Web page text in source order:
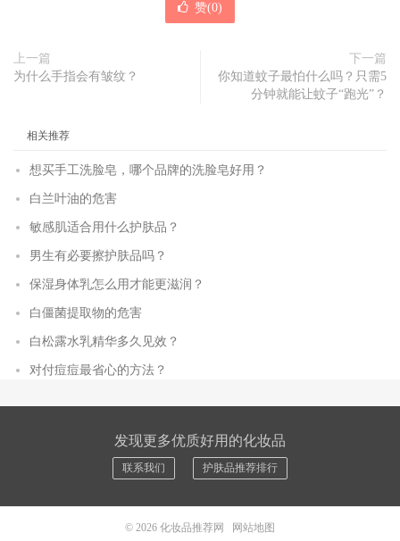
赞(0)
上一篇
为什么手指会有皱纹？
下一篇
你知道蚊子最怕什么吗？只需5
分钟就能让蚊子“跑光”？
相关推荐
想买手工洗脸皂，哪个品牌的洗脸皂好用？
白兰叶油的危害
敏感肌适合用什么护肤品？
男生有必要擦护肤品吗？
保湿身体乳怎么用才能更滋润？
白僵菌提取物的危害
白松露水乳精华多久见效？
对付痘痘最省心的方法？
发现更多优质好用的化妆品
联系我们 护肤品推荐排行
© 2026 化妆品推荐网 网站地图